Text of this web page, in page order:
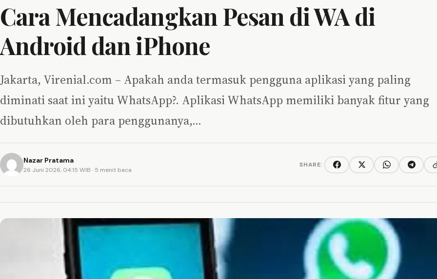
Cara Mencadangkan Pesan di WA di
Android dan iPhone
Jakarta, Virenial.com – Apakah anda termasuk pengguna aplikasi yang paling
diminati saat ini yaitu WhatsApp?. Aplikasi WhatsApp memiliki banyak fitur yang
dibutuhkan oleh para penggunanya,…
Nazar Pratama
26 Juni 2026, 04:15 WIB · 5 menit baca
SHARE: FacebookTwitter/XWhatsAppTelegram